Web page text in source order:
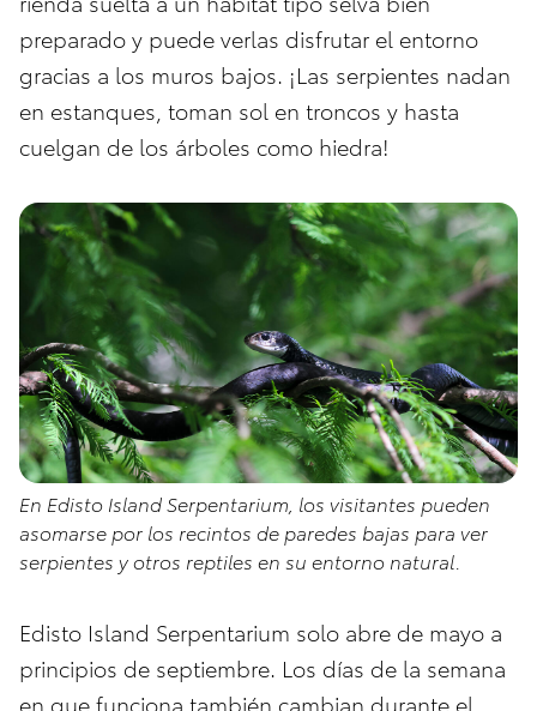
preparado y puede verlas disfrutar el entorno
gracias a los muros bajos. ¡Las serpientes nadan
en estanques, toman sol en troncos y hasta
cuelgan de los árboles como hiedra!
En Edisto Island Serpentarium, los visitantes pueden
asomarse por los recintos de paredes bajas para ver
serpientes y otros reptiles en su entorno natural.
Edisto Island Serpentarium solo abre de mayo a
principios de septiembre. Los días de la semana
en que funciona también cambian durante el